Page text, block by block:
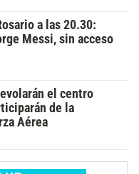
a las 20.30:
Messi, sin acceso
el centro
de la
Aérea